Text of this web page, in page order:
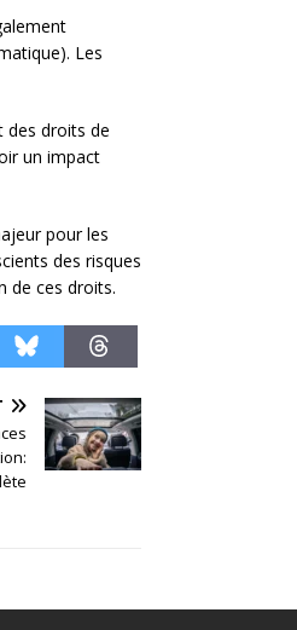
Les
des droits de
un impact
pour les
des risques
de ces droits.